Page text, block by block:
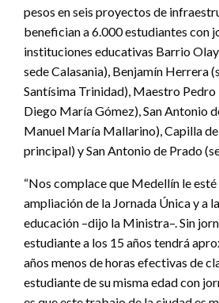
pesos en seis proyectos de
benefician a 6.000 estudiantes con
instituciones educativas Barrio
sede Calasania), Benjamín Herrera
Santísima Trinidad), Maestro Pedro
Diego María Gómez), San Antonio
Manuel María Mallarino), Capilla
principal) y San Antonio de Prado
“Nos complace que Medellín le
ampliación de la Jornada Única y a
educación –dijo la Ministra–. Sin
estudiante a los 15 años tendrá
años menos de horas efectivas de
estudiante de su misma edad con